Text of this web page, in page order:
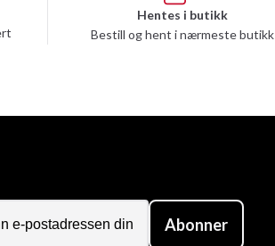
Hentes i butikk
Bestill og hent i nærmeste butikk
Abonner